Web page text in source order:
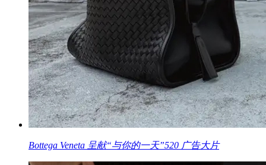
Bottega Veneta 呈献“与你的一天”520 广告大片